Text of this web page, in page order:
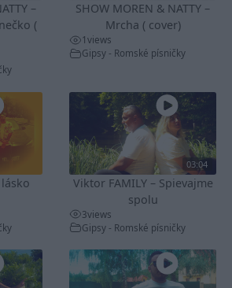
–
(
SHOW MOREN & NATTY –
Mrcha ( cover)
1views
Gipsy - Romské písničky
03:04
Viktor FAMILY – Spievajme
spolu
3views
Gipsy - Romské písničky